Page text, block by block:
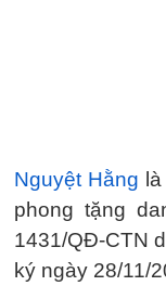
Nguyệt Hằng
phong tặng
1431/QĐ-CTN
ký ngày 28/11/